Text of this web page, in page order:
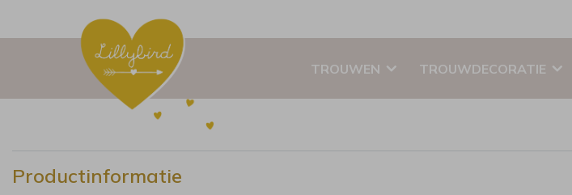
TROUWEN TROUWDECORATIE
Productinformatie